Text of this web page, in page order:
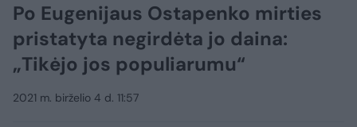
Po Eugenijaus Ostapenko mirties
pristatyta negirdėta jo daina:
„Tikėjo jos populiarumu“
2021 m. birželio 4 d. 11:57